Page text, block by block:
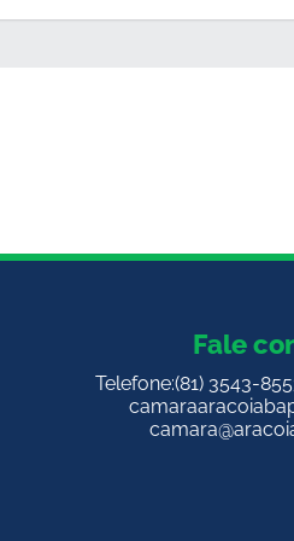
Fale
Telefone:(81) 3543-